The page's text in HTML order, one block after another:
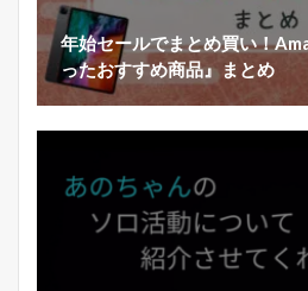
年始セールでまとめ買い！
ったおすすめ商品』まとめ